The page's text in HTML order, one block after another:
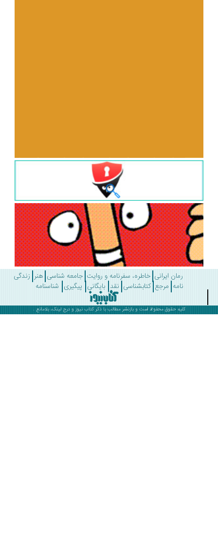
رمان ایرانی خاطره، سفرنامه و روایت جامعه شناسی هنر زندگی
مرجع کتابشناسی نقد بایگانی پیگیری شناسنامه
کلیه حقوق محفوظ است و بازنشر مطالب با ذکرکتاب نیوزو درج لینک، بلامانع .